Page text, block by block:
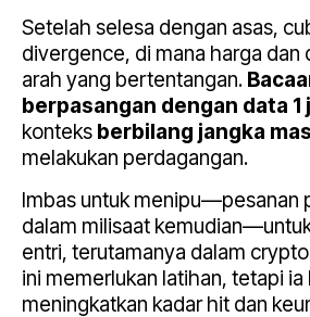
Setelah selesa dengan asas,
divergence, di mana harga dan
arah yang bertentangan.
berpasangan dengan data 1
konteks berbilang jangka
melakukan perdagangan.
Imbas untuk menipu—pesanan
dalam milisaat
entri, terutamanya dalam
ini memerlukan latihan, tetapi ia
meningkatkan kadar hit dan